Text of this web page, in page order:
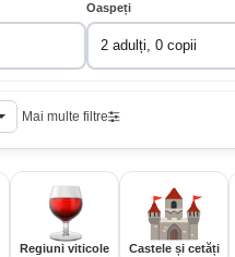
Oaspeți
2 adulți, 0 copii
Mai multe filtre
Regiuni viticole Castele și cetăți